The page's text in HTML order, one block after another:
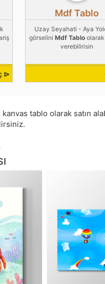
⊳
Mdf Tablo
Uzay Seyahati - Aya
görseliniMdf Tablo
verebilirisin
tablo olarak satın